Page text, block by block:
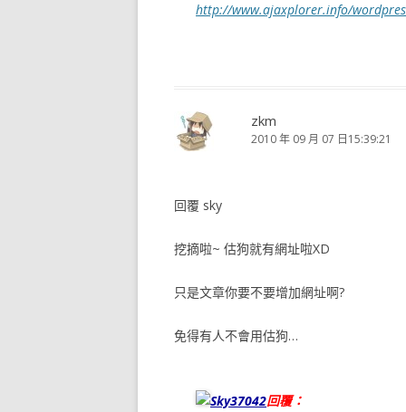
http://www.ajaxplorer.info/
zkm
2010 年 09 月 07 日15:39:21
回覆 sky
挖摘啦~ 估狗就有網址啦XD
只是文章你要不要增加網址啊?
免得有人不會用估狗…
Sky37042回覆：